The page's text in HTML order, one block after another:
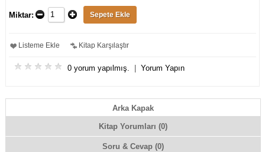
Miktar:
Listeme Ekle Kitap Karşılaştır
0 yorum yapılmış. Yorum Yapın
Arka Kapak
Kitap Yorumları (0)
Soru & Cevap (0)